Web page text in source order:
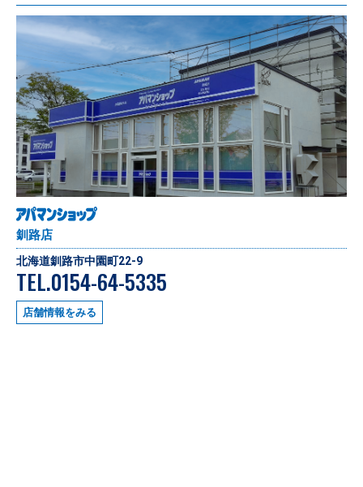
釧路店
北海道釧路市中園町22-9
TEL.0154-64-5335
店舗情報をみる